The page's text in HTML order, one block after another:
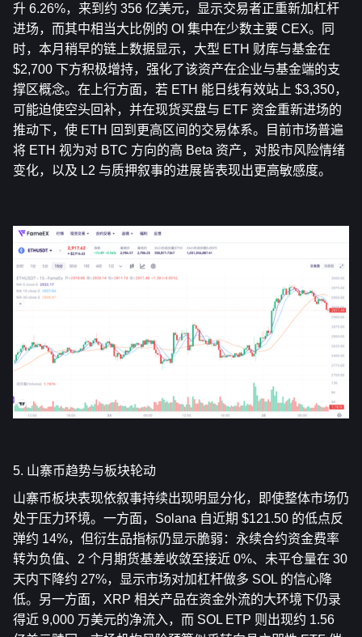
升 6.26%，来到约 356 亿美元，显示交易者正重新加杠杆
进场，而其中相当大比例的 OI 集中在少数主要 CEX。同
时，本月稍早的链上数据显示，大型 ETH 财库与基金在
$2,700 下方积极增持，强化了该资产在企业与基金端的支
撑区概念。在上行方面，若 ETH 能日线有效站上 $3,350，
可能迫使空头回补，并在现货买盘与 ETF 资金重新进场的
推动下，使 ETH 回到更高区间的交易体系。目前市场普遍
将 ETH 视为对 BTC 方向的高 Beta 资产，对股市风险情绪
变化，以及 L2 与质押叙事的进展皆表现出更高敏感度。
5. 山寨币趋势与板块轮动
山寨币板块表现依叙事持续出现明显分化，即使整体市场仍
处于压力环境。一方面，Solana 自近期 $121.50 的低点反
弹约 14%，但衍生品指标仍显示脆弱：永续合约资金费率
转为负值、2 个月期货基差收敛至接近 0%、未平仓量在 30
天内下降约 27%，显示市场对加杠杆做多 SOL 的信心降
低。另一方面，XRP 相关产品在资金外流的大环境下仍录
得近 9,000 万美元的净流入，而 SOL ETP 则出现约 1.56